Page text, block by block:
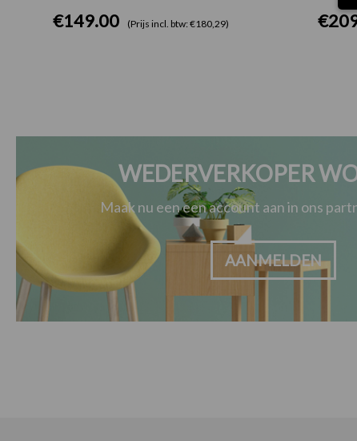
€149.00 (Prijs incl. btw: €180,29) €
WEDERVERKOPER
Maak nu een een account aan in ons
AANMELDEN